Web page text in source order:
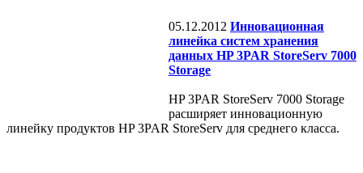
05.12.2012 Инновационная
линейка систем хранения
данных HP 3PAR StoreServ 7000
Storage
HP 3PAR StoreServ 7000 Storage
расширяет инновационную
линейку продуктов HP 3PAR StoreServ для среднего класса.